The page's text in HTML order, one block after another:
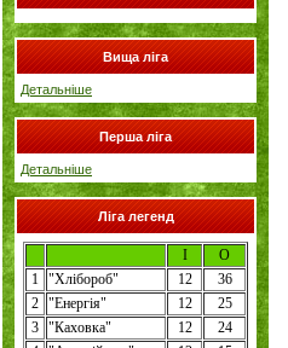
Вища ліга
Детальніше
Перша ліга
Детальніше
Ліга легенд
І
О
1 "Хлібороб" 12
36
2 "Енергія" 12
25
3 "Каховка" 12
24